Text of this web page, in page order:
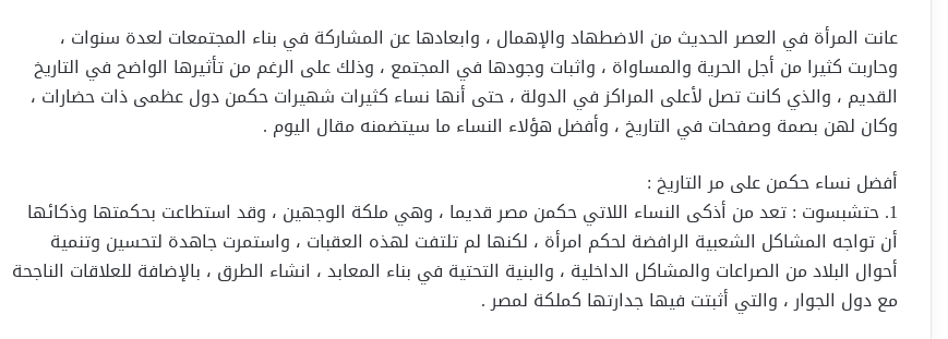
عانت المرأة في العصر الحديث من الاضطهاد والإهمال ، وابعادها عن المشاركة في بناء المجتمعات لعدة سنوات ،
وحاربت كثيرا من أجل الحرية والمساواة ، واثبات وجودها في المجتمع ، وذلك على الرغم من تأثيرها الواضح في التاريخ
القديم ، والذي كانت تصل لأعلى المراكز في الدولة ، حتى أنها نساء كثيرات شهيرات حكمن دول عظمى ذات حضارات ،
وكان لهن بصمة وصفحات في التاريخ ، وأفضل هؤلاء النساء ما سيتضمنه مقال اليوم .
أفضل نساء حكمن على مر التاريخ :
1. حتشبسوت : تعد من أذكى النساء اللاتي حكمن مصر قديما ، وهي ملكة الوجهين ، وقد استطاعت بحكمتها وذكائها
أن تواجه المشاكل الشعبية الرافضة لحكم امرأة ، لكنها لم تلتفت لهذه العقبات ، واستمرت جاهدة لتحسين وتنمية
أحوال البلاد من الصراعات والمشاكل الداخلية ، والبنية التحتية في بناء المعابد ، انشاء الطرق ، بالإضافة للعلاقات الناجحة
مع دول الجوار ، والتي أثبتت فيها جدارتها كملكة لمصر .